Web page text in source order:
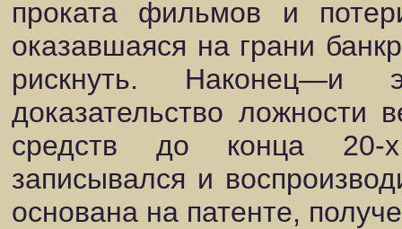
проката фильмов и
оказавшаяся на грани
рискнуть. Наконец—и
доказательство ложности
средств до конца 20-
записывался и
основана на патенте,